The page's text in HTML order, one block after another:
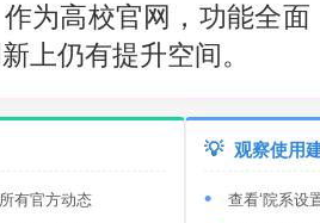
为高校官网，功能全
上仍有提升空间。
有官方动态
💡 观察使用
查看‘院系设